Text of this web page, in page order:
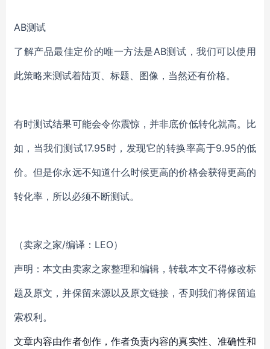
AB测试
了解产品最佳定价的唯一方法是AB测试，我们可以使用
此策略来测试着陆页、标题、图像，当然还有价格。
有时测试结果可能会令你震惊，并非底价低转化就高。比
如，当我们测试17.95时，发现它的转换率高于9.95的低
价。但是你永远不知道什么时候更高的价格会获得更高的
转化率，所以必须不断测试。
（卖家之家/编译：LEO）
声明：本文由卖家之家整理和编辑，转载本文不得修改标
题及原文，并保留来源以及原文链接，否则我们将保留追
索权利。
文章内容由作者创作，作者负责内容的真实性、准确性和